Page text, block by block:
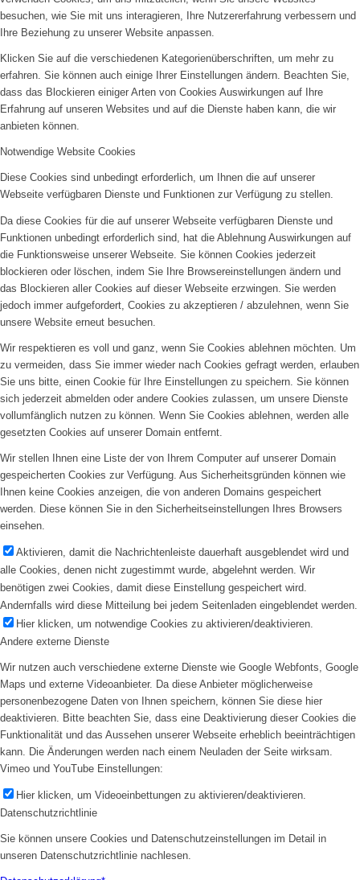
besuchen, wie Sie mit uns interagieren, Ihre Nutzererfahrung verbessern und
Ihre Beziehung zu unserer Website anpassen.
Klicken Sie auf die verschiedenen Kategorienüberschriften, um mehr zu
erfahren. Sie können auch einige Ihrer Einstellungen ändern. Beachten Sie,
dass das Blockieren einiger Arten von Cookies Auswirkungen auf Ihre
Erfahrung auf unseren Websites und auf die Dienste haben kann, die wir
anbieten können.
Notwendige Website Cookies
Diese Cookies sind unbedingt erforderlich, um Ihnen die auf unserer
Webseite verfügbaren Dienste und Funktionen zur Verfügung zu stellen.
Da diese Cookies für die auf unserer Webseite verfügbaren Dienste und
Funktionen unbedingt erforderlich sind, hat die Ablehnung Auswirkungen auf
die Funktionsweise unserer Webseite. Sie können Cookies jederzeit
blockieren oder löschen, indem Sie Ihre Browsereinstellungen ändern und
das Blockieren aller Cookies auf dieser Webseite erzwingen. Sie werden
jedoch immer aufgefordert, Cookies zu akzeptieren / abzulehnen, wenn Sie
unsere Website erneut besuchen.
Wir respektieren es voll und ganz, wenn Sie Cookies ablehnen möchten. Um
zu vermeiden, dass Sie immer wieder nach Cookies gefragt werden, erlauben
Sie uns bitte, einen Cookie für Ihre Einstellungen zu speichern. Sie können
sich jederzeit abmelden oder andere Cookies zulassen, um unsere Dienste
vollumfänglich nutzen zu können. Wenn Sie Cookies ablehnen, werden alle
gesetzten Cookies auf unserer Domain entfernt.
Wir stellen Ihnen eine Liste der von Ihrem Computer auf unserer Domain
gespeicherten Cookies zur Verfügung. Aus Sicherheitsgründen können wie
Ihnen keine Cookies anzeigen, die von anderen Domains gespeichert
werden. Diese können Sie in den Sicherheitseinstellungen Ihres Browsers
einsehen.
Aktivieren, damit die Nachrichtenleiste dauerhaft ausgeblendet wird und
alle Cookies, denen nicht zugestimmt wurde, abgelehnt werden. Wir
benötigen zwei Cookies, damit diese Einstellung gespeichert wird.
Andernfalls wird diese Mitteilung bei jedem Seitenladen eingeblendet werden.
Hier klicken, um notwendige Cookies zu aktivieren/deaktivieren.
Andere externe Dienste
Wir nutzen auch verschiedene externe Dienste wie Google Webfonts, Google
Maps und externe Videoanbieter. Da diese Anbieter möglicherweise
personenbezogene Daten von Ihnen speichern, können Sie diese hier
deaktivieren. Bitte beachten Sie, dass eine Deaktivierung dieser Cookies die
Funktionalität und das Aussehen unserer Webseite erheblich beeinträchtigen
kann. Die Änderungen werden nach einem Neuladen der Seite wirksam.
Vimeo und YouTube Einstellungen:
Hier klicken, um Videoeinbettungen zu aktivieren/deaktivieren.
Datenschutzrichtlinie
Sie können unsere Cookies und Datenschutzeinstellungen im Detail in
unseren Datenschutzrichtlinie nachlesen.